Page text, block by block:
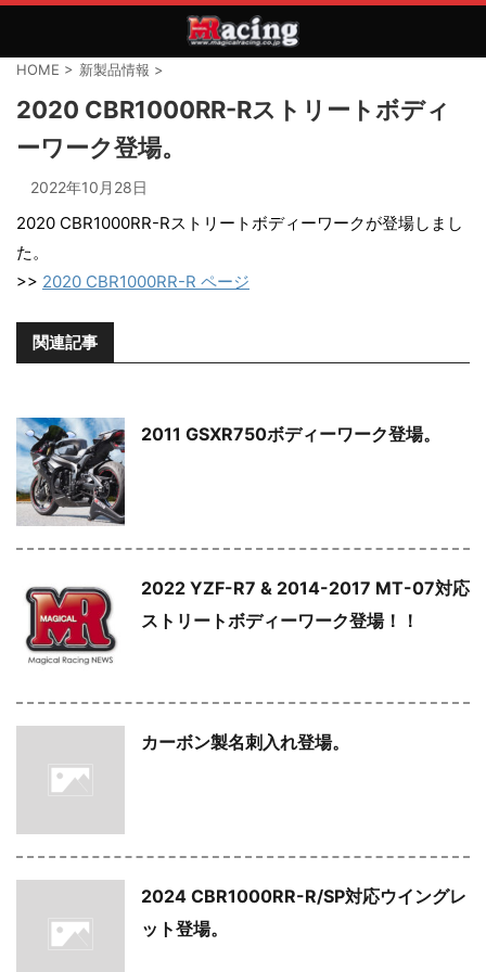
HOME > 新製品情報 >
2020 CBR1000RR-Rストリートボディ
ーワーク登場。
2022年10月28日
2020 CBR1000RR-Rストリートボディーワークが登場しまし
た。
>> 2020 CBR1000RR-R ページ
関連記事
2011 GSXR750ボディーワーク登場。
2022 YZF-R7 & 2014-2017 MT-07対応
ストリートボディーワーク登場！！
カーボン製名刺入れ登場。
2024 CBR1000RR-R/SP対応ウイングレ
ット登場。